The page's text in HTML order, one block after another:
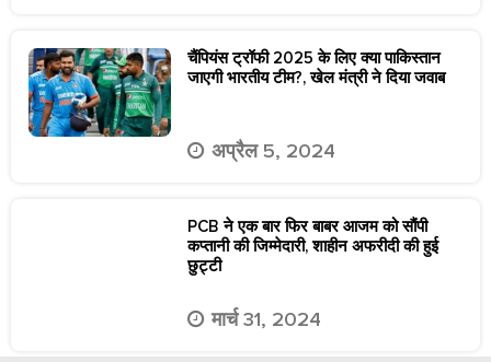
चैंपियंस ट्रॉफी 2025 के लिए क्या पाकिस्तान
जाएगी भारतीय टीम?, खेल मंत्री ने दिया जवाब
अप्रैल 5, 2024
PCB ने एक बार फिर बाबर आजम को सौंपी
कप्तानी की जिम्मेदारी, शाहीन अफरीदी की हुई
छुट्टी
मार्च 31, 2024